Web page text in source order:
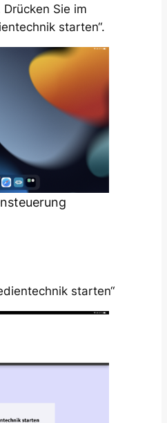
Drücken Sie im
starten“.
starten“